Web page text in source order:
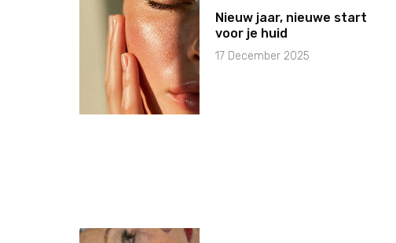
Nieuw jaar, nieuwe start
voor je huid
17 December 2025